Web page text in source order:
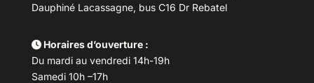
Dauphiné Lacassagne, bus C16 Dr Rebatel
Horaires d’ouverture :
Du mardi au vendredi 14h-19h
Samedi 10h –17h